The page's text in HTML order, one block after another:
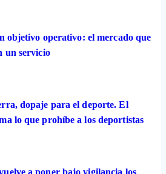
objetivo operativo: el mercado que
un servicio
dopaje para el deporte. El
lo que prohíbe a los deportistas
a poner bajo vigilancia los